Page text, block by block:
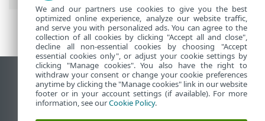
Προβολή ιστότοπου επιφάνειας εργασίας
End of Life
Γνωσιακή βάση ESET
We and our partners use cookies to give you the best
optimized online experience, analyze our website traffic,
and serve you with personalized ads. You can agree to the
collection of all cookies by clicking "Accept all and close",
decline all non-essential cookies by choosing "Accept
essential cookies only", or adjust your cookie settings by
clicking "Manage cookies". You also have the right to
withdraw your consent or change your cookie preferences
anytime by clicking the "Manage cookies" link in our website
footer or in your account settings (if available). For more
information, see ourCookie Policy.